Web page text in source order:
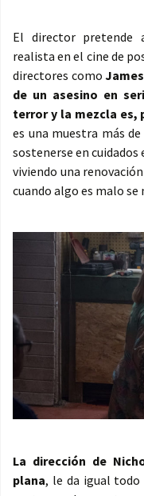
El director pretende
realista en el cine de
directores como
de un asesino en
terror y la mezcla
es una muestra más
sostenerse en cuidados
viviendo una
cuando algo es malo se
La dirección de
plana, le da igual